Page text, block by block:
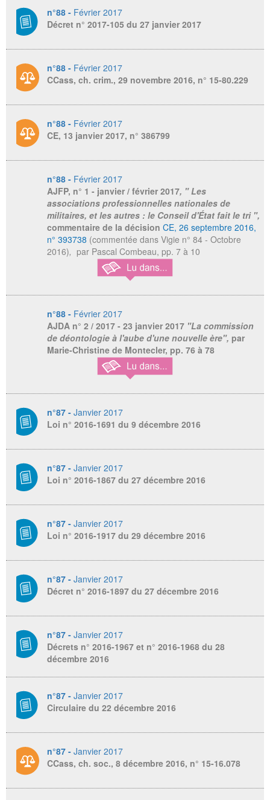
n°88 - Février 2017
Décret n° 2017-105 du 27 janvier 2017
n°88 - Février 2017
CCass, ch. crim., 29 novembre 2016, n° 15-80.229
n°88 - Février 2017
CE, 13 janvier 2017, n° 386799
n°88 - Février 2017
AJFP, n° 1 - janvier / février 2017, " Les
associations professionnelles nationales de
militaires, et les autres : le Conseil d'État fait le tri ",
commentaire de la décision CE, 26 septembre 2016,
n° 393738 (commentée dans Vigie n° 84 - Octobre
2016), par Pascal Combeau, pp. 7 à 10
n°88 - Février 2017
AJDA n° 2 / 2017 - 23 janvier 2017 "La commission
de déontologie à l'aube d'une nouvelle ère", par
Marie-Christine de Montecler, pp. 76 à 78
n°87 - Janvier 2017
Loi n° 2016-1691 du 9 décembre 2016
n°87 - Janvier 2017
Loi n° 2016-1867 du 27 décembre 2016
n°87 - Janvier 2017
Loi n° 2016-1917 du 29 décembre 2016
n°87 - Janvier 2017
Décret n° 2016-1897 du 27 décembre 2016
n°87 - Janvier 2017
Décrets n° 2016-1967 et n° 2016-1968 du 28
décembre 2016
n°87 - Janvier 2017
Circulaire du 22 décembre 2016
n°87 - Janvier 2017
CCass, ch. soc., 8 décembre 2016, n° 15-16.078